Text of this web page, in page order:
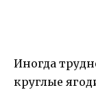
Иногда
круглые